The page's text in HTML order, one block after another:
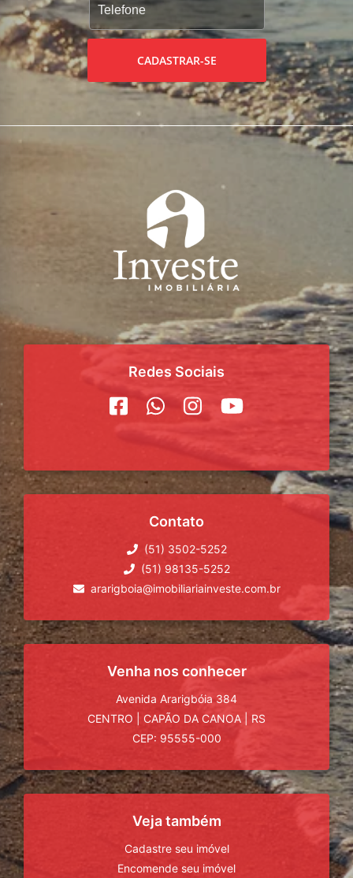
CADASTRAR-SE
Redes Sociais
Contato
(51) 3502-5252
(51) 98135-5252
ararigboia@imobiliariainveste.com.br
Venha nos conhecer
Avenida Ararigbóia 384
CENTRO
CAPÃO DA CANOA
RS
CEP: 95555-000
Veja também
Cadastre seu imóvel
Encomende seu imóvel